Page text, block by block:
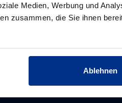
Medien, Werbung und
zusammen, die Sie ihnen
Ablehnen
RUND UM DIE